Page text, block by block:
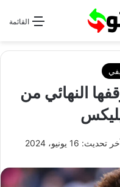
القائمة
النهائي من
تحديث: 16 يونيو، 2024